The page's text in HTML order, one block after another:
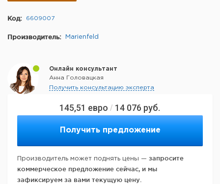
145,51 евро / 14 076 руб.
Получить предложение
Производитель может поднять цены — запросите
коммерческое предложение сейчас, и мы
зафиксируем за вами текущую цену.
Код: 6609007
Производитель: Marienfeld
Онлайн консультант
Анна Головацкая
Получить консультацию эксперта